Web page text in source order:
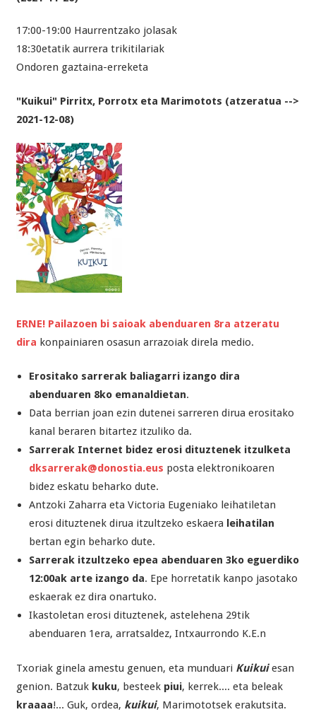
17:00-19:00 Haurrentzako jolasak
18:30etatik aurrera trikitilariak
Ondoren gaztaina-erreketa
"Kuikui" Pirritx, Porrotx eta Marimotots (atzeratua -->
2021-12-08)
ERNE! Pailazoen bi saioak abenduaren 8ra atzeratu
dira konpainiaren osasun arrazoiak direla medio.
Erositako sarrerak baliagarri izango dira
abenduaren 8ko emanaldietan.
Data berrian joan ezin dutenei sarreren dirua erositako
kanal beraren bitartez itzuliko da.
Sarrerak Internet bidez erosi dituztenek itzulketa
dksarrerak@donostia.eus posta elektronikoaren
bidez eskatu beharko dute.
Antzoki Zaharra eta Victoria Eugeniako leihatiletan
erosi dituztenek dirua itzultzeko eskaera leihatilan
bertan egin beharko dute.
Sarrerak itzultzeko epea abenduaren 3ko eguerdiko
12:00ak arte izango da. Epe horretatik kanpo jasotako
eskaerak ez dira onartuko.
Ikastoletan erosi dituztenek, astelehena 29tik
abenduaren 1era, arratsaldez, Intxaurrondo K.E.n
Txoriak ginela amestu genuen, eta munduari Kuikuiesan
genion. Batzuk kuku, besteek piui, kerrek.... eta beleak
kraaaa!... Guk, ordea, kuikui, Marimototsek erakutsita.